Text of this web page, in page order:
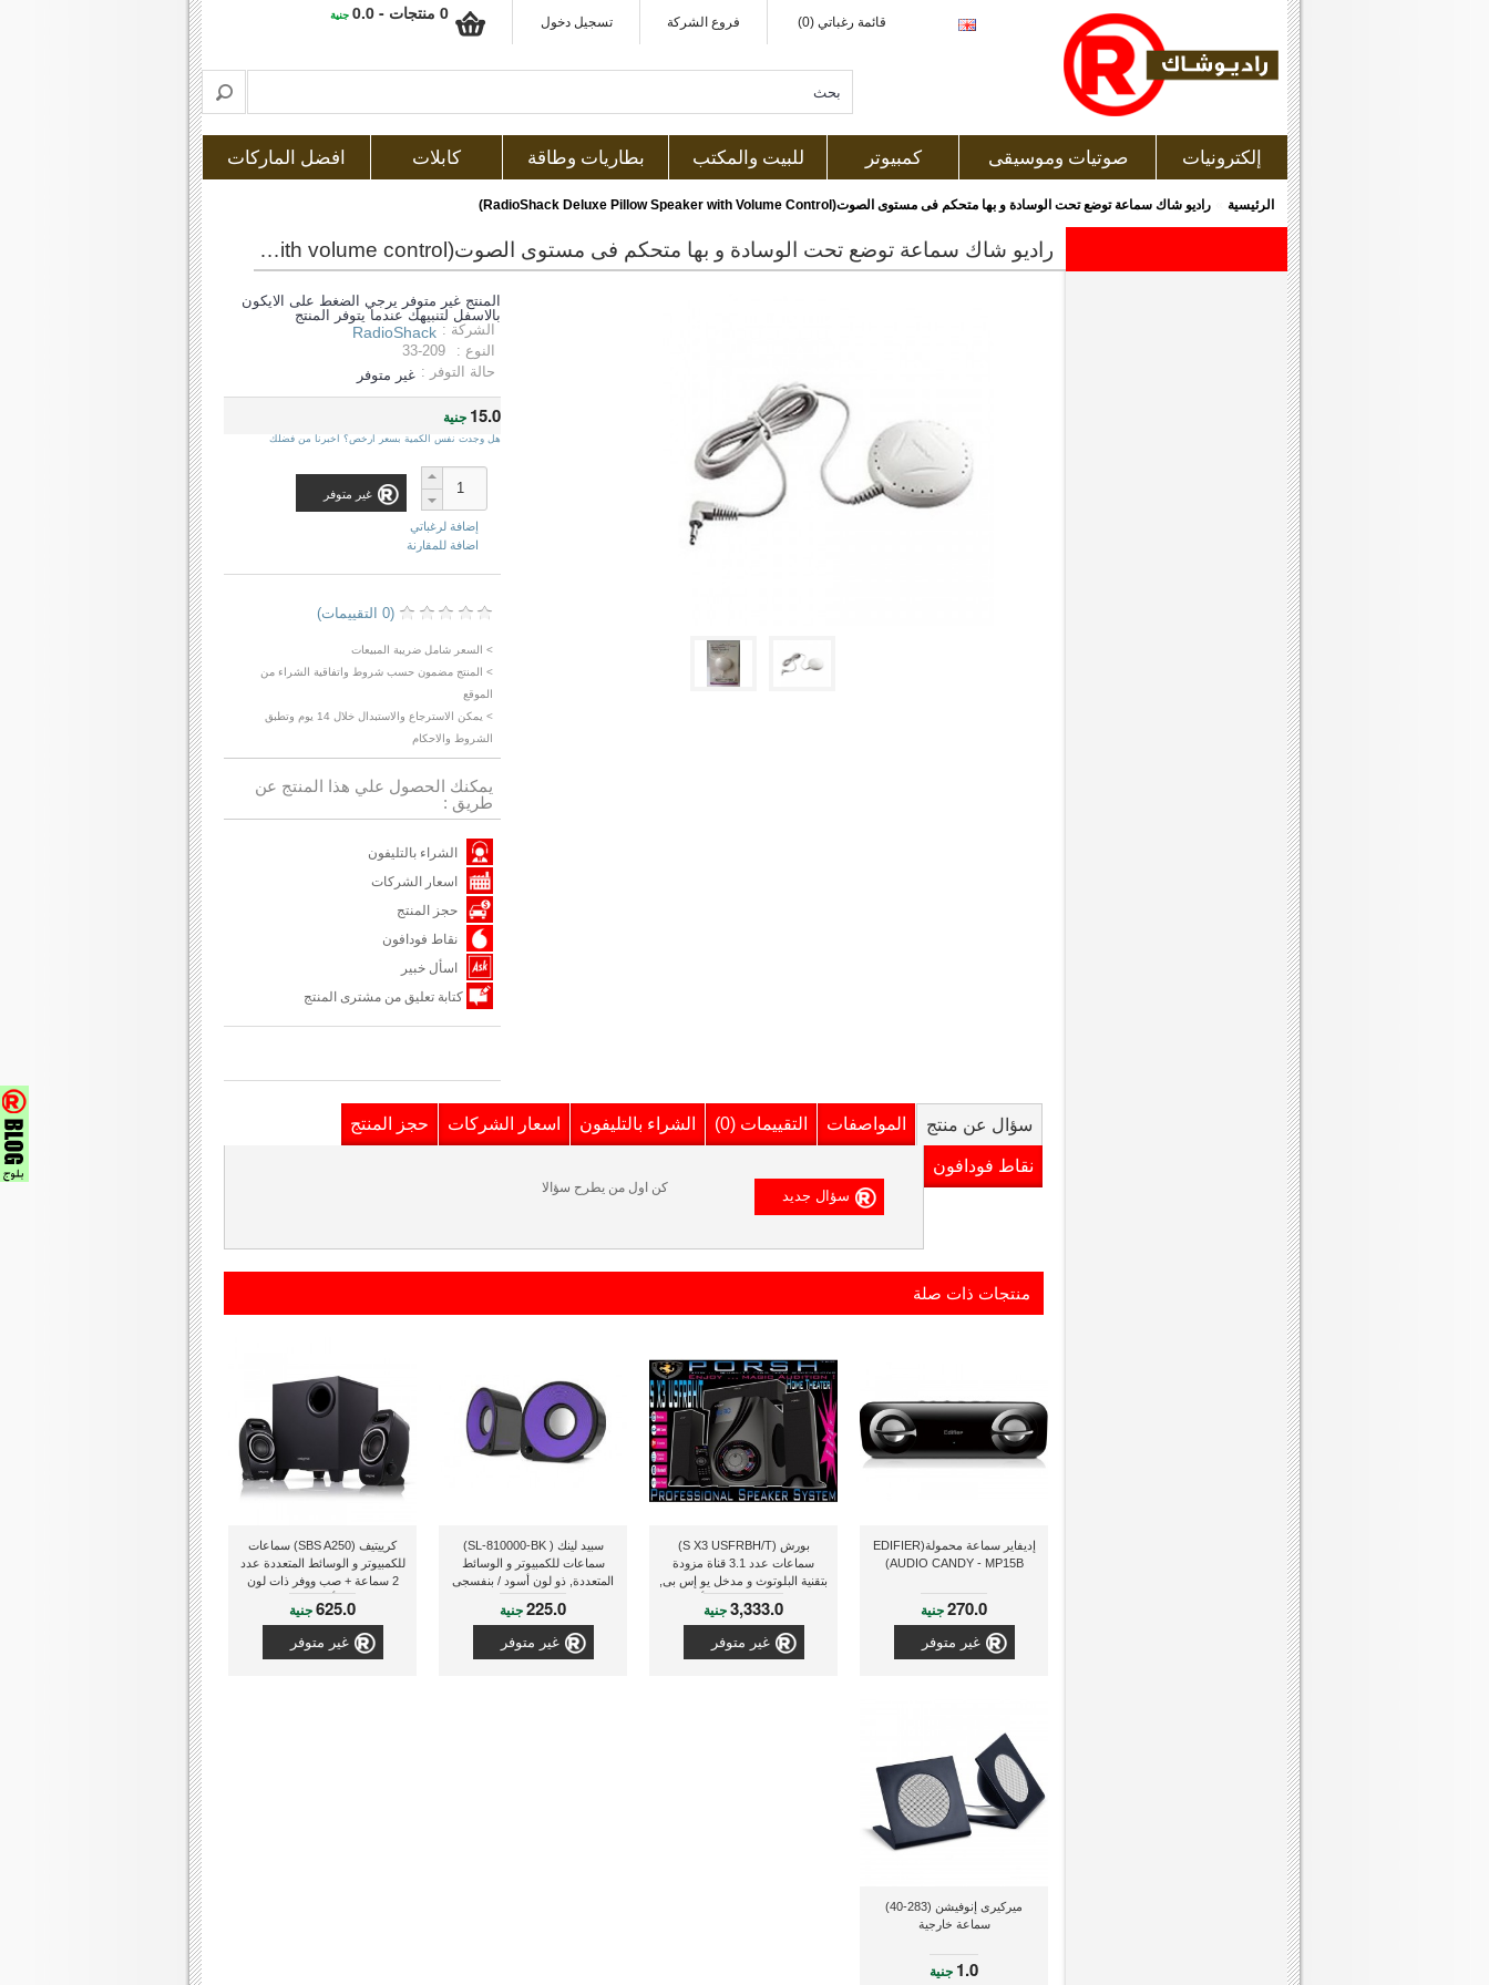
قائمة رغباتي (0) فروع الشركة تسجيل دخول 0 منتجات - 0.0 جنية
إلكترونيات صوتيات وموسيقى كمبيوتر للبيت والمكتب بطاريات وطاقة كابلات افضل الماركات
الرئيسية راديو شاك سماعة توضع تحت الوسادة و بها متحكم فى مستوى الصوت(RadioShack Deluxe Pillow Speaker with Volume Control)
راديو شاك سماعة توضع تحت الوسادة و بها متحكم فى مستوى الصوت(radioshack deluxe pillow speaker with volume control)
المنتج غير متوفر يرجي الضغط على الايكون
بالاسفل لتنبيهك عندما يتوفر المنتج
الشركة : RadioShack
النوع :
33-209
حالة التوفر : غير متوفر
15.0 جنية
هل وجدت نفس الكمية بسعر ارخص؟ اخبرنا من فضلك
غير متوفر
إضافة لرغباتي
اضافة للمقارنة
(0 التقييمات)
> السعر شامل ضريبة المبيعات
> المنتج مضمون حسب شروط واتفاقية الشراء من
الموقع
> يمكن الاسترجاع والاستبدال خلال 14 يوم وتطبق
الشروط والاحكام
يمكنك الحصول علي هذا المنتج عن
طريق :
الشراء بالتليفون
اسعار الشركات
حجز المنتج
نقاط فودافون
اسأل خبير
كتابة تعليق من مشترى المنتج
سؤال عن منتج المواصفات التقييمات (0) الشراء بالتليفون اسعار الشركات حجز المنتج
نقاط فودافون
كن اول من يطرح سؤالا
منتجات ذات صلة
إديفاير سماعة محمولة(EDIFIER
AUDIO CANDY - MP15B)
270.0جنية
غير متوفر
بورش (S X3 USFRBH/T)
سماعات عدد 3.1 قناة مزودة
بتقنية البلوتوث و مدخل يو إس بى,
إس دى, راديو إف أم
3,333.0جنية
غير متوفر
سبيد لينك ( SL-810000-BK)
سماعات للكمبيوتر و الوسائط
المتعددة, ذو لون أسود / بنفسجى
225.0جنية
غير متوفر
كرييتيف (SBS A250) سماعات
للكمبيوتر و الوسائط المتعددة عدد
2 سماعة + صب ووفر ذات لون
أسود
625.0جنية
غير متوفر
ميركيرى إنوفيشن (283-40)
سماعة خارجية
1.0 جنية